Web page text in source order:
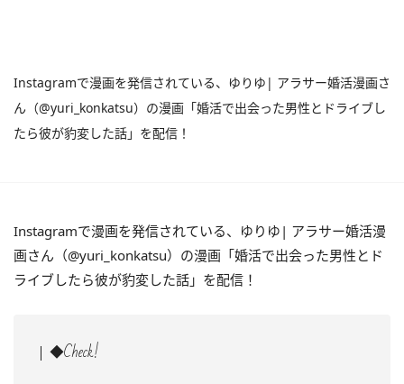
Instagramで漫画を発信されている、ゆりゆ| アラサー婚活漫画さ
ん（@yuri_konkatsu）の漫画「婚活で出会った男性とドライブし
たら彼が豹変した話」を配信！
Instagramで漫画を発信されている、ゆりゆ| アラサー婚活漫
画さん（@yuri_konkatsu）の漫画「婚活で出会った男性とド
ライブしたら彼が豹変した話 」を配信！
◆Check!